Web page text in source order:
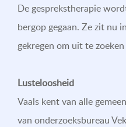
De gesprekstherapie
bergop gegaan. Ze zit nu
gekregen om uit te
Lusteloosheid
Vaals kent van alle
van onderzoeksbureau